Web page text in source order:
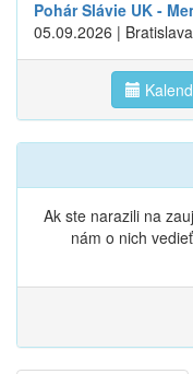
Pohár Slávie UK -
05.09.2026 |
Ak ste narazili na
nám o nich